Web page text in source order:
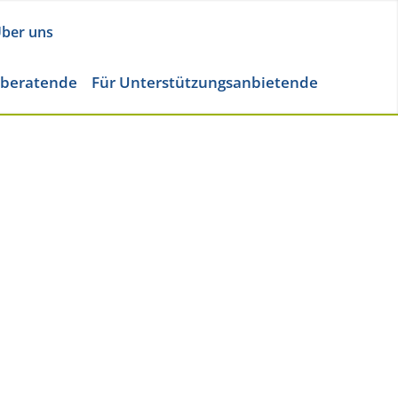
uns
Für Unterstützungsanbietende